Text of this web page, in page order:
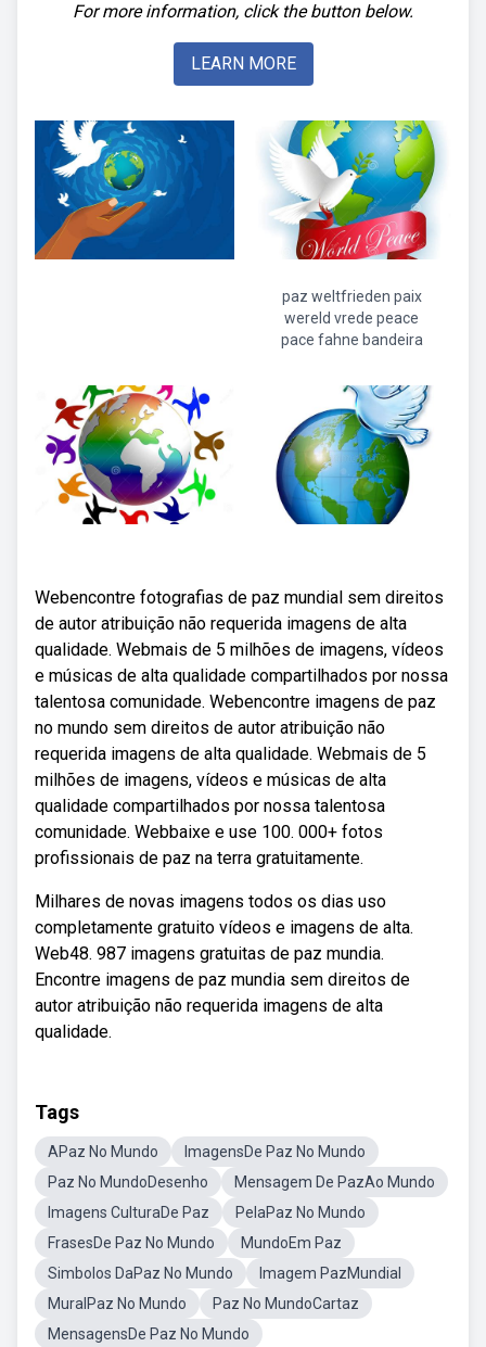
For more information, click the button below.
LEARN MORE
paz weltfrieden paix
wereld vrede peace
pace fahne bandeira
Webencontre fotografias de paz mundial sem direitos
de autor atribuição não requerida imagens de alta
qualidade. Webmais de 5 milhões de imagens, vídeos
e músicas de alta qualidade compartilhados por nossa
talentosa comunidade. Webencontre imagens de paz
no mundo sem direitos de autor atribuição não
requerida imagens de alta qualidade. Webmais de 5
milhões de imagens, vídeos e músicas de alta
qualidade compartilhados por nossa talentosa
comunidade. Webbaixe e use 100. 000+ fotos
profissionais de paz na terra gratuitamente.
Milhares de novas imagens todos os dias uso
completamente gratuito vídeos e imagens de alta.
Web48. 987 imagens gratuitas de paz mundia.
Encontre imagens de paz mundia sem direitos de
autor atribuição não requerida imagens de alta
qualidade.
Tags
APaz No Mundo
ImagensDe Paz No Mundo
Paz No MundoDesenho
Mensagem De PazAo Mundo
Imagens CulturaDe Paz
PelaPaz No Mundo
FrasesDe Paz No Mundo
MundoEm Paz
Simbolos DaPaz No Mundo
Imagem PazMundial
MuralPaz No Mundo
Paz No MundoCartaz
MensagensDe Paz No Mundo